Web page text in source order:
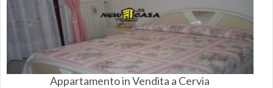
Appartamento in Vendita a Cervia